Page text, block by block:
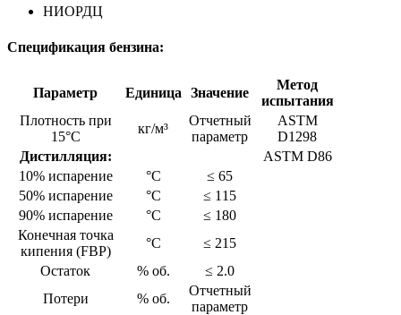
НИОРДЦ
Спецификация бензина:
Параметр Единица Значение
Метод
испытания
Плотность при
15°C
кг/м³
Отчетный
параметр
ASTM
D1298
Дистилляция:
ASTM D86
10% испарение
°C
≤ 65
50% испарение
°C
≤ 115
90% испарение
°C
≤ 180
Конечная точка
кипения (FBP)
°C
≤ 215
Остаток
% об.
≤ 2.0
Потери
% об.
Отчетный
параметр